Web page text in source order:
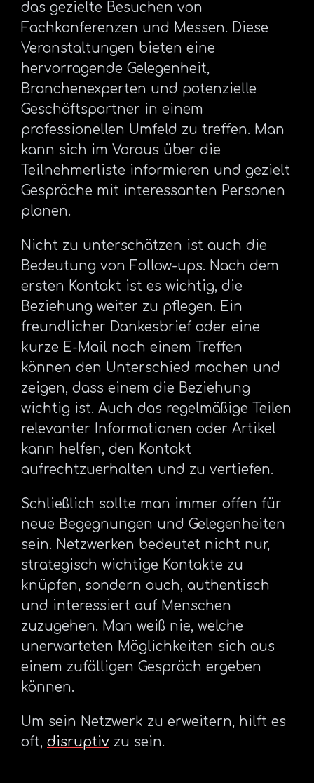
das gezielte Besuchen von
Fachkonferenzen und Messen. Diese
Veranstaltungen bieten eine
hervorragende Gelegenheit,
Branchenexperten und potenzielle
Geschäftspartner in einem
professionellen Umfeld zu treffen. Man
kann sich im Voraus über die
Teilnehmerliste informieren und gezielt
Gespräche mit interessanten Personen
planen.
Nicht zu unterschätzen ist auch die
Bedeutung von Follow-ups. Nach dem
ersten Kontakt ist es wichtig, die
Beziehung weiter zu pflegen. Ein
freundlicher Dankesbrief oder eine
kurze E-Mail nach einem Treffen
können den Unterschied machen und
zeigen, dass einem die Beziehung
wichtig ist. Auch das regelmäßige Teilen
relevanter Informationen oder Artikel
kann helfen, den Kontakt
aufrechtzuerhalten und zu vertiefen.
Schließlich sollte man immer offen für
neue Begegnungen und Gelegenheiten
sein. Netzwerken bedeutet nicht nur,
strategisch wichtige Kontakte zu
knüpfen, sondern auch, authentisch
und interessiert auf Menschen
zuzugehen. Man weiß nie, welche
unerwarteten Möglichkeiten sich aus
einem zufälligen Gespräch ergeben
können.
Um sein Netzwerk zu erweitern, hilft es
oft, disruptiv zu sein.